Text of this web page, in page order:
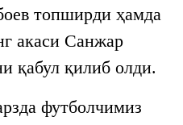
топширди ҳамда
акаси Санжар
қабул қилиб олди.
футболчимиз